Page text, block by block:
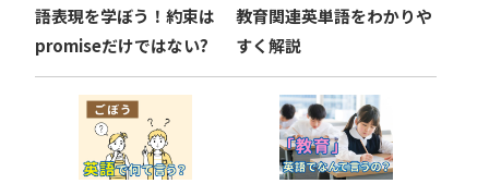
ン
語表現を学ぼう！約束は
promiseだけではない?
教育関連英単語をわかりや
すく解説